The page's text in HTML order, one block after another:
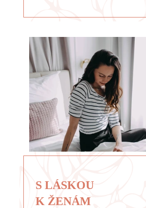
S LÁSKOU
K ŽENÁM